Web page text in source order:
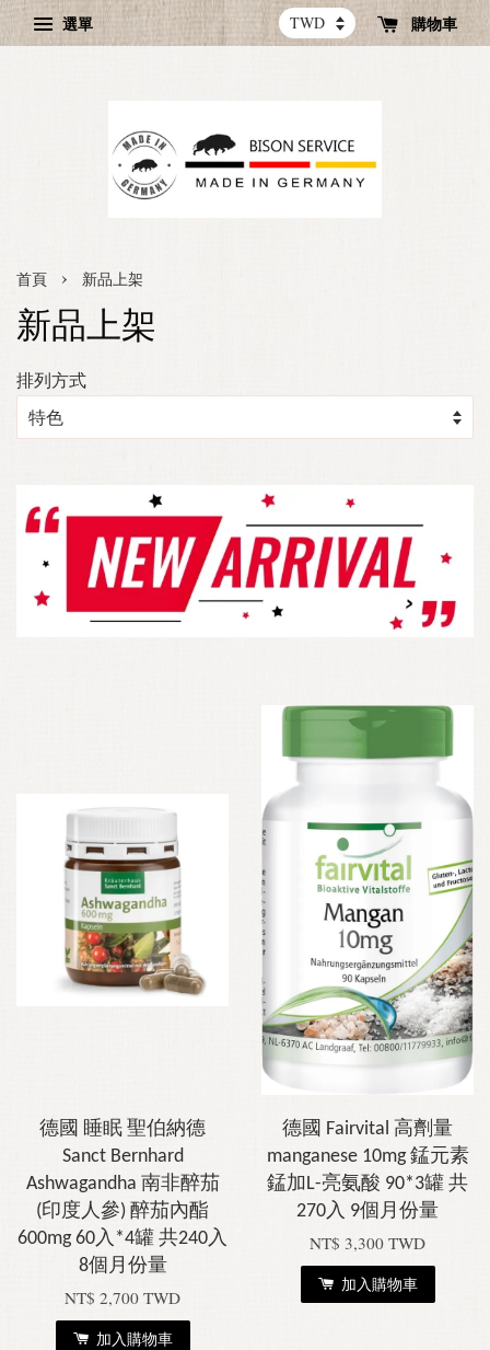
選單 購物車
首頁 › 新品上架
新品上架
排列方式
德國 睡眠 聖伯納德
Sanct Bernhard
Ashwagandha 南非醉茄
(印度人參) 醉茄內酯
600mg 60入*4罐 共240入
8個月份量
NT$ 2,700 TWD
加入購物車
德國 Fairvital 高劑量
manganese 10mg 錳元素
錳加L-亮氨酸 90*3罐 共
270入 9個月份量
NT$ 3,300 TWD
加入購物車